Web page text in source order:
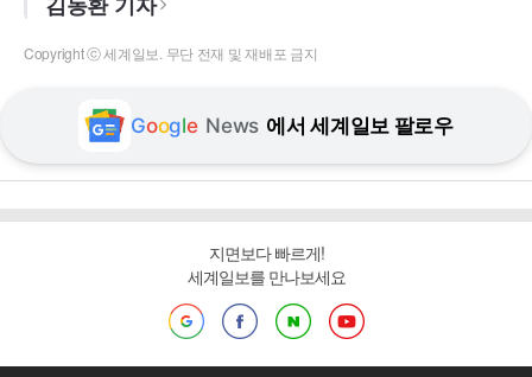
Copyright ⓒ 세계일보. 무단 전재 및 재배포 금지
Google News 에서 세계일보 팔로우
지면보다 빠르게!
세계일보를 만나보세요